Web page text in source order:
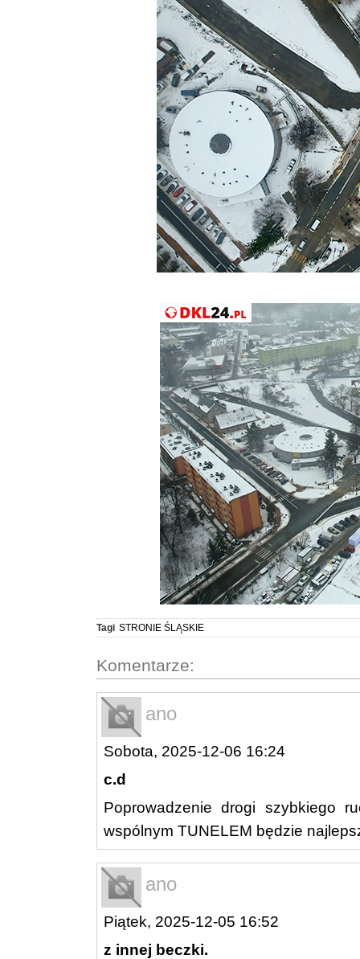
Tagi STRONIE ŚLĄSKIE
Komentarze:
ano
Sobota, 2025-12-06 16:24
c.d
Poprowadzenie drogi szybkiego
wspólnym TUNELEM będzie
ano
Piątek, 2025-12-05 16:52
z innej beczki.